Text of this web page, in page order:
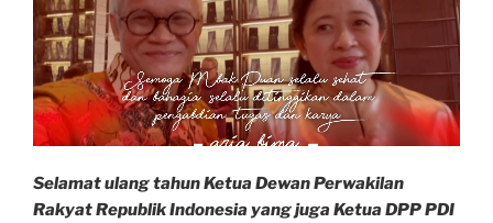
Selamat ulang tahun Ketua Dewan Perwakilan
Rakyat Republik Indonesia yang juga Ketua DPP PDI